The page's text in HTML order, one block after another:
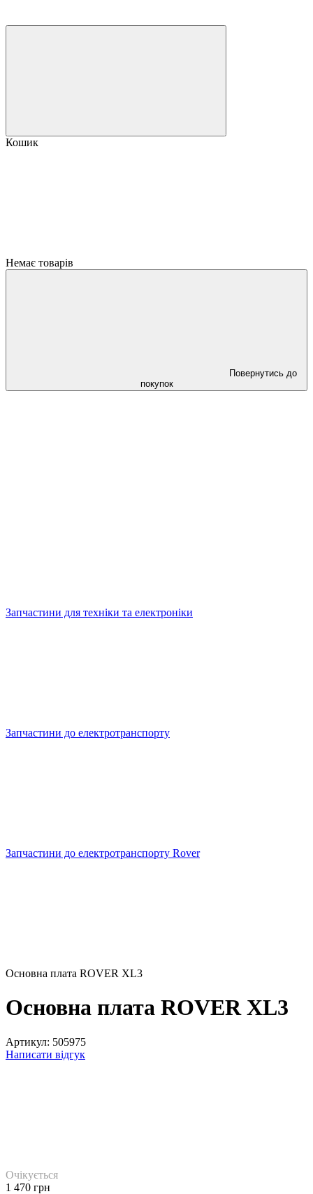
Кошик
Немає товарів
Повернутись до
покупок
Запчастини для техніки та електроніки
Запчастини до електротранспорту
Запчастини до електротранспорту Rover
Основна плата ROVER XL3
Основна плата ROVER XL3
Артикул: 505975
Написати відгук
Очікується
1 470 грн